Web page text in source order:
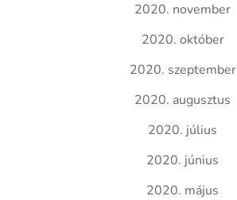
2020. november
2020. október
2020. szeptember
2020. augusztus
2020. július
2020. június
2020. május